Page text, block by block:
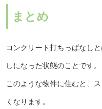
まとめ
コンクリート打ちっぱなし
しになった状態のことです。
このような物件に住むと、
くなります。